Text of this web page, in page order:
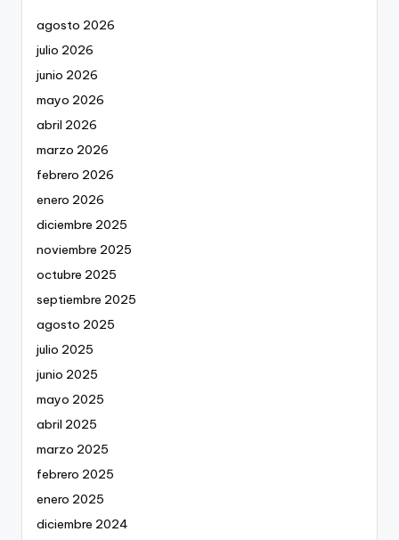
agosto 2026
julio 2026
junio 2026
mayo 2026
abril 2026
marzo 2026
febrero 2026
enero 2026
diciembre 2025
noviembre 2025
octubre 2025
septiembre 2025
agosto 2025
julio 2025
junio 2025
mayo 2025
abril 2025
marzo 2025
febrero 2025
enero 2025
diciembre 2024